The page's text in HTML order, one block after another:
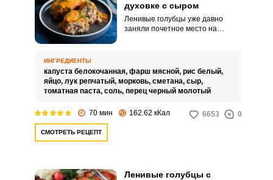
духовке с сыром
Ленивые голубцы уже давно
заняли почетное место на
Но даже такой хороший рецепт
можно сделать еще лучше, всего
лишь добавив сыр в качестве
ингредиента.
ИНГРЕДИЕНТЫ
капуста белокочанная, фарш мясной, рис белый,
яйцо, лук репчатый, морковь, сметана, сыр,
томатная паста, соль, перец черный молотый
70 мин 162.62 кКал 6653 0
СМОТРЕТЬ РЕЦЕПТ
Ленивые голубцы с